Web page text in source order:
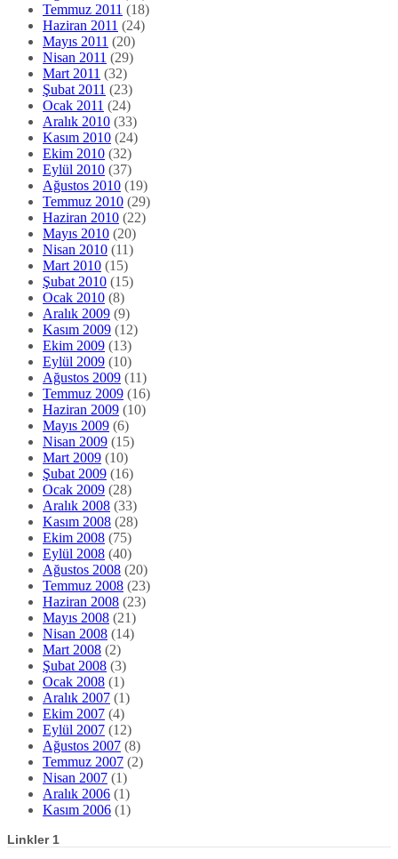
Temmuz 2011 (18)
Haziran 2011 (24)
Mayıs 2011 (20)
Nisan 2011 (29)
Mart 2011 (32)
Şubat 2011 (23)
Ocak 2011 (24)
Aralık 2010 (33)
Kasım 2010 (24)
Ekim 2010 (32)
Eylül 2010 (37)
Ağustos 2010 (19)
Temmuz 2010 (29)
Haziran 2010 (22)
Mayıs 2010 (20)
Nisan 2010 (11)
Mart 2010 (15)
Şubat 2010 (15)
Ocak 2010 (8)
Aralık 2009 (9)
Kasım 2009 (12)
Ekim 2009 (13)
Eylül 2009 (10)
Ağustos 2009 (11)
Temmuz 2009 (16)
Haziran 2009 (10)
Mayıs 2009 (6)
Nisan 2009 (15)
Mart 2009 (10)
Şubat 2009 (16)
Ocak 2009 (28)
Aralık 2008 (33)
Kasım 2008 (28)
Ekim 2008 (75)
Eylül 2008 (40)
Ağustos 2008 (20)
Temmuz 2008 (23)
Haziran 2008 (23)
Mayıs 2008 (21)
Nisan 2008 (14)
Mart 2008 (2)
Şubat 2008 (3)
Ocak 2008 (1)
Aralık 2007 (1)
Ekim 2007 (4)
Eylül 2007 (12)
Ağustos 2007 (8)
Temmuz 2007 (2)
Nisan 2007 (1)
Aralık 2006 (1)
Kasım 2006 (1)
Linkler 1